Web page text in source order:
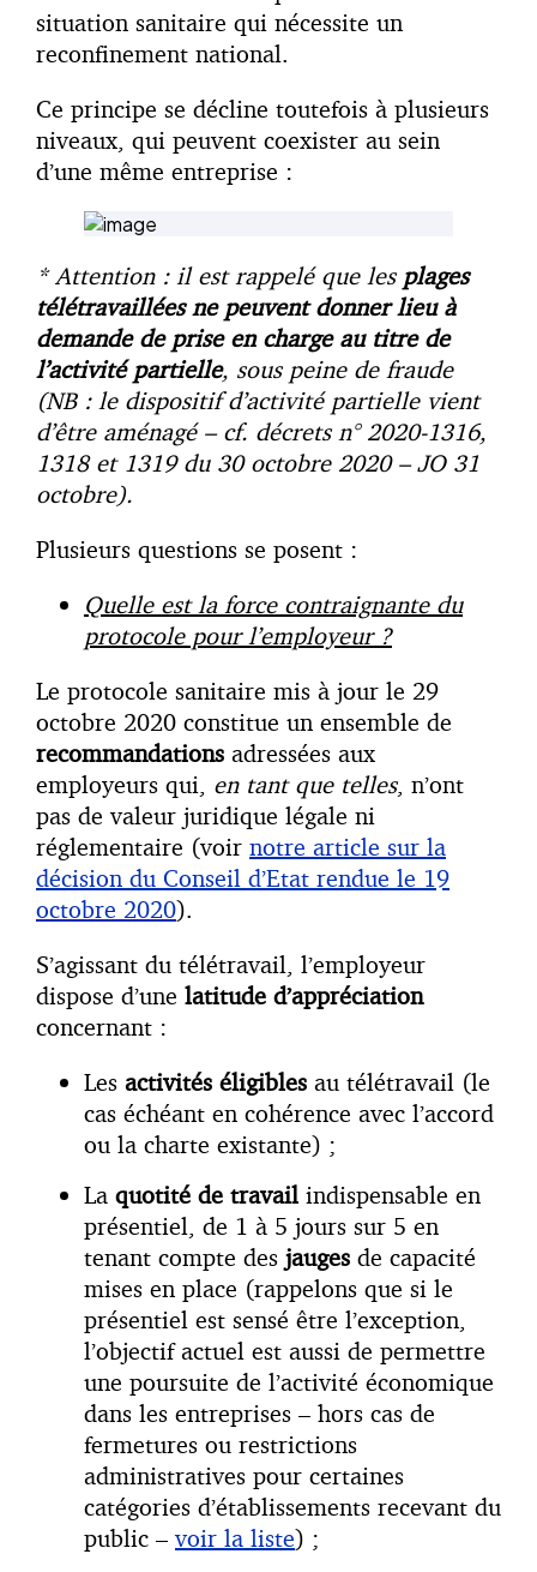
situation sanitaire qui nécessite un
reconfinement national.
Ce principe se décline toutefois à plusieurs
niveaux, qui peuvent coexister au sein
d’une même entreprise :
* Attention : il est rappelé que les plages
télétravaillées ne peuvent donner lieu à
demande de prise en charge au titre de
l’activité partielle, sous peine de fraude
(NB : le dispositif d’activité partielle vient
d’être aménagé – cf. décrets n° 2020-1316,
1318 et 1319 du 30 octobre 2020 – JO 31
octobre).
Plusieurs questions se posent :
Quelle est la force contraignante du
protocole pour l’employeur ?
Le protocole sanitaire mis à jour le 29
octobre 2020 constitue un ensemble de
recommandations adressées aux
employeurs qui, en tant que telles, n’ont
pas de valeur juridique légale ni
réglementaire (voir notre article sur la
décision du Conseil d’Etat rendue le 19
octobre 2020).
S’agissant du télétravail, l’employeur
dispose d’une latitude d’appréciation
concernant :
Les activités éligibles au télétravail (le
cas échéant en cohérence avec l’accord
ou la charte existante) ;
La quotité de travail indispensable en
présentiel, de 1 à 5 jours sur 5 en
tenant compte des jauges de capacité
mises en place (rappelons que si le
présentiel est sensé être l’exception,
l’objectif actuel est aussi de permettre
une poursuite de l’activité économique
dans les entreprises – hors cas de
fermetures ou restrictions
administratives pour certaines
catégories d’établissements recevant du
public –voir la liste) ;